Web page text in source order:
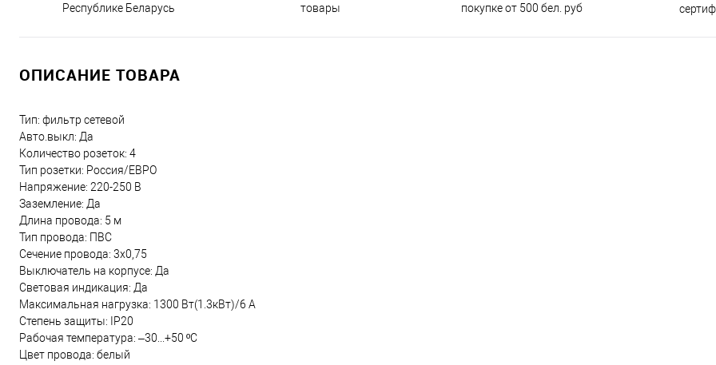
Республике Беларусь
товары
покупке от 500 бел. руб
ОПИСАНИЕ ТОВАРА
Тип: фильтр сетевой
Авто.выкл: Да
Количество розеток: 4
Тип розетки: Россия/ЕВРО
Напряжение: 220-250 В
Заземление: Да
Длина провода: 5 м
Тип провода: ПВС
Сечение провода: 3х0,75
Выключатель на корпусе: Да
Световая индикация: Да
Максимальная нагрузка: 1300 Вт(1.3кВт)/6 А
Степень защиты: IP20
Рабочая температура: –30...+50 ºС
Цвет провода: белый